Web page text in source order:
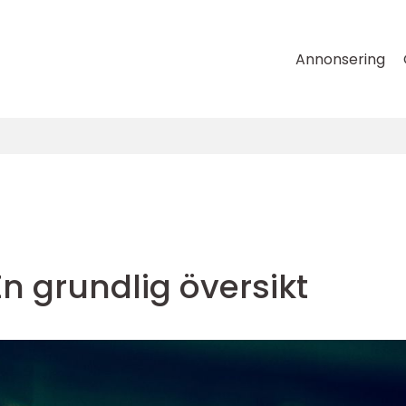
Annonsering
grundlig översikt